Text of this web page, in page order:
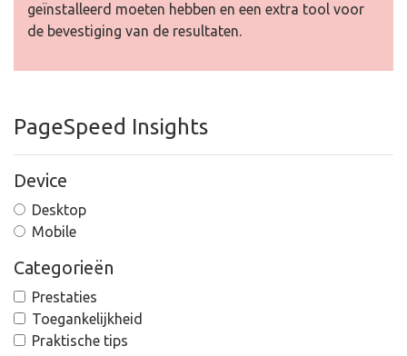
geïnstalleerd moeten hebben en een extra tool voor
de bevestiging van de resultaten.
PageSpeed Insights
Device
Desktop
Mobile
Categorieën
Prestaties
Toegankelijkheid
Praktische tips